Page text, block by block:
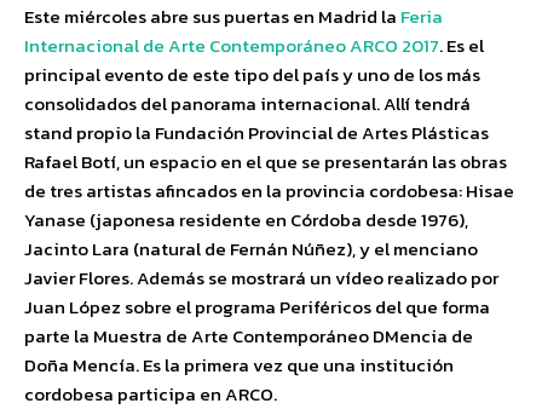
Este miércoles abre sus puertas en Madrid la Feria
Internacional de Arte Contemporáneo ARCO 2017. Es el
principal evento de este tipo del país y uno de los más
consolidados del panorama internacional. Allí tendrá
stand propio la Fundación Provincial de Artes Plásticas
Rafael Botí, un espacio en el que se presentarán las obras
de tres artistas afincados en la provincia cordobesa: Hisae
Yanase (japonesa residente en Córdoba desde 1976),
Jacinto Lara (natural de Fernán Núñez), y el menciano
Javier Flores. Además se mostrará un vídeo realizado por
Juan López sobre el programa Periféricos del que forma
parte la Muestra de Arte Contemporáneo DMencia de
Doña Mencía. Es la primera vez que una institución
cordobesa participa en ARCO.